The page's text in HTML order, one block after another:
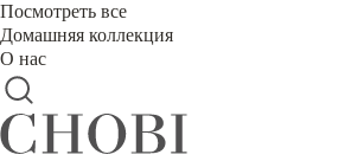
Посмотреть все
Домашняя коллекция
О нас